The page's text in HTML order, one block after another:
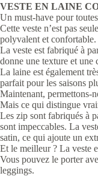
VESTE EN LAINE
Un must-have pour
Cette veste n’est pas
polyvalent et confortable.
La veste est fabriqué à
donne une texture et une
La laine est également
parfait pour les saisons
Maintenant, permettons-
Mais ce qui distingue
Les zip sont fabriqués à
sont impeccables. La
satin, ce qui ajoute un
Et le meilleur ? La veste
Vous pouvez le porter
leggings.